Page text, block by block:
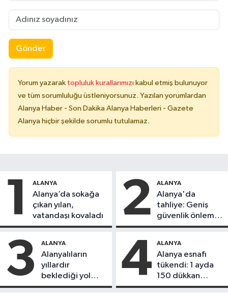
Gönder
Yorum yazarak topluluk kurallarımızı kabul etmiş bulunuyor
ve tüm sorumluluğu üstleniyorsunuz. Yazılan yorumlardan
Alanya Haber - Son Dakika Alanya Haberleri - Gazete
Alanya hiçbir şekilde sorumlu tutulamaz.
1 ALANYA
Alanya’da sokağa
çıkan yılan,
vatandaşı kovaladı
2 ALANYA
Alanya'da
tahliye: Geniş
güvenlik önlemi
alındı
3 ALANYA
Alanyalıların
yıllardır
beklediği yol
askıdan döndü
4 ALANYA
Alanya esnafı
tükendi: 1 ayda
150 dükkan
kapandı